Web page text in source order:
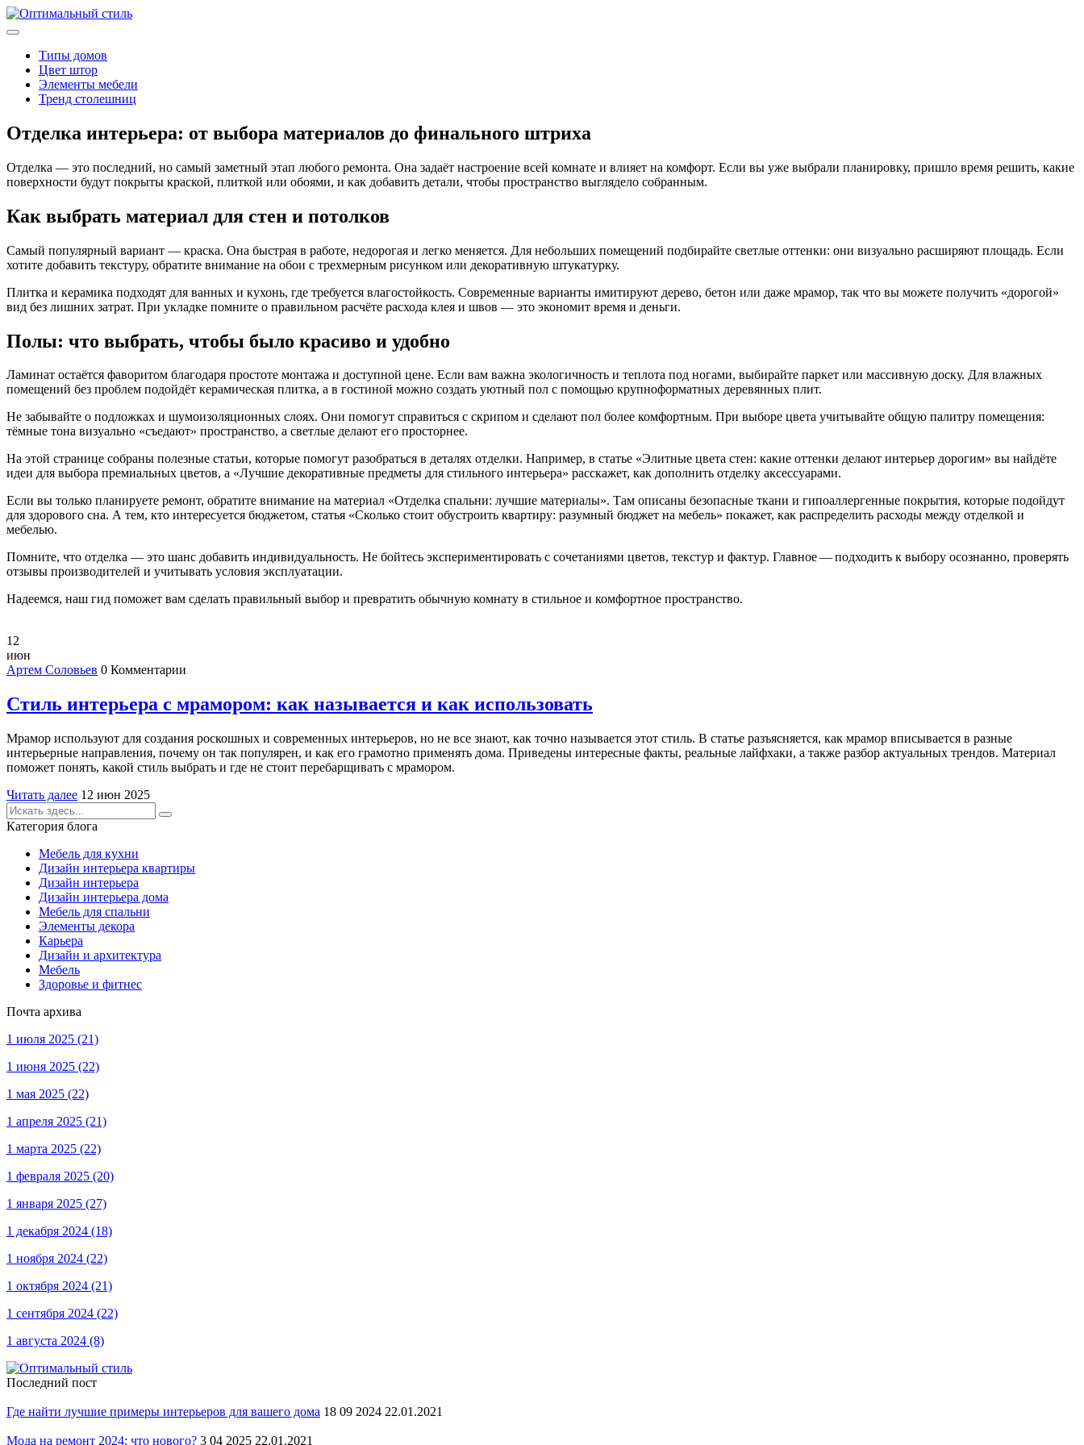
Типы домов
Цвет штор
Элементы мебели
Тренд столешниц
Отделка интерьера: от выбора материалов до финального штриха
Отделка — это последний, но самый заметный этап любого ремонта. Она задаёт настроение всей комнате и влияет на комфорт. Если вы уже выбрали планировку, пришло время решить, какие
поверхности будут покрыты краской, плиткой или обоями, и как добавить детали, чтобы пространство выглядело собранным.
Как выбрать материал для стен и потолков
Самый популярный вариант — краска. Она быстрая в работе, недорогая и легко меняется. Для небольших помещений подбирайте светлые оттенки: они визуально расширяют площадь. Если
хотите добавить текстуру, обратите внимание на обои с трехмерным рисунком или декоративную штукатурку.
Плитка и керамика подходят для ванных и кухонь, где требуется влагостойкость. Современные варианты имитируют дерево, бетон или даже мрамор, так что вы можете получить «дорогой»
вид без лишних затрат. При укладке помните о правильном расчёте расхода клея и швов — это экономит время и деньги.
Полы: что выбрать, чтобы было красиво и удобно
Ламинат остаётся фаворитом благодаря простоте монтажа и доступной цене. Если вам важна экологичность и теплота под ногами, выбирайте паркет или массивную доску. Для влажных
помещений без проблем подойдёт керамическая плитка, а в гостиной можно создать уютный пол с помощью крупноформатных деревянных плит.
Не забывайте о подложках и шумоизоляционных слоях. Они помогут справиться с скрипом и сделают пол более комфортным. При выборе цвета учитывайте общую палитру помещения:
тёмные тона визуально «съедают» пространство, а светлые делают его просторнее.
На этой странице собраны полезные статьи, которые помогут разобраться в деталях отделки. Например, в статье «Элитные цвета стен: какие оттенки делают интерьер дорогим» вы найдёте
идеи для выбора премиальных цветов, а «Лучшие декоративные предметы для стильного интерьера» расскажет, как дополнить отделку аксессуарами.
Если вы только планируете ремонт, обратите внимание на материал «Отделка спальни: лучшие материалы». Там описаны безопасные ткани и гипоаллергенные покрытия, которые подойдут
для здорового сна. А тем, кто интересуется бюджетом, статья «Сколько стоит обустроить квартиру: разумный бюджет на мебель» покажет, как распределить расходы между отделкой и
мебелью.
Помните, что отделка — это шанс добавить индивидуальность. Не бойтесь экспериментировать с сочетаниями цветов, текстур и фактур. Главное — подходить к выбору осознанно, проверять
отзывы производителей и учитывать условия эксплуатации.
Надеемся, наш гид поможет вам сделать правильный выбор и превратить обычную комнату в стильное и комфортное пространство.
12
июн
Артем Соловьев 0 Комментарии
Стиль интерьера с мрамором: как называется и как использовать
Мрамор используют для создания роскошных и современных интерьеров, но не все знают, как точно называется этот стиль. В статье разъясняется, как мрамор вписывается в разные
интерьерные направления, почему он так популярен, и как его грамотно применять дома. Приведены интересные факты, реальные лайфхаки, а также разбор актуальных трендов. Материал
поможет понять, какой стиль выбрать и где не стоит перебарщивать с мрамором.
Читать далее 12 июн 2025
Категория блога
Мебель для кухни
Дизайн интерьера квартиры
Дизайн интерьера
Дизайн интерьера дома
Мебель для спальни
Элементы декора
Карьера
Дизайн и архитектура
Мебель
Здоровье и фитнес
Почта архива
1 июля 2025 (21)
1 июня 2025 (22)
1 мая 2025 (22)
1 апреля 2025 (21)
1 марта 2025 (22)
1 февраля 2025 (20)
1 января 2025 (27)
1 декабря 2024 (18)
1 ноября 2024 (22)
1 октября 2024 (21)
1 сентября 2024 (22)
1 августа 2024 (8)
Последний пост
Где найти лучшие примеры интерьеров для вашего дома 18 09 2024 22.01.2021
Мода на ремонт 2024: что нового? 3 04 2025 22.01.2021